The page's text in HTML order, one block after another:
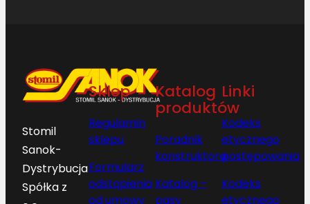
Stomil
Sanok-
Dystrybucja
Spółka z
Sklep
Regulamin
sklepu
Formularz
odstąpienia
od umowy
Katalog
produktów
Poradnik
konstruktora
Katalog –
pasy
Linki
Kodeks
etycznego
postępowania
Kodeks
etycznego